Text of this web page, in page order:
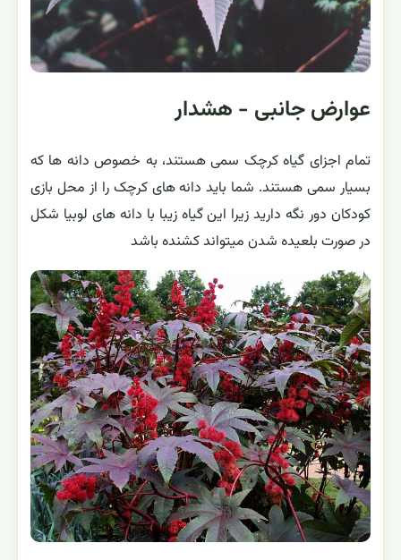
عوارض جانبی - هشدار
تمام اجزای گیاه کرچک سمی هستند، به خصوص دانه ها که
بسیار سمی هستند. شما باید دانه های کرچک را از محل بازی
کودکان دور نگه دارید زیرا این گیاه زیبا با دانه های لوبیا شکل
در صورت بلعیده شدن میتواند کشنده باشد